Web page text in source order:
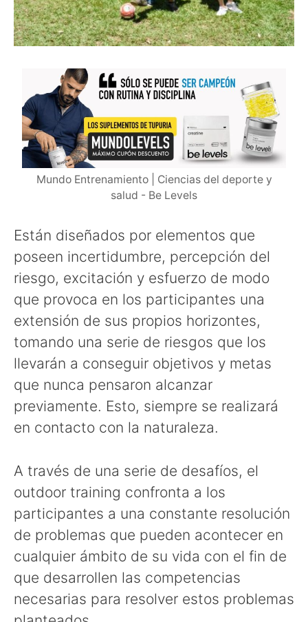
Mundo Entrenamiento | Ciencias del deporte y
salud - Be Levels
Están diseñados por elementos que
poseen incertidumbre, percepción del
riesgo, excitación y esfuerzo de modo
que provoca en los participantes una
extensión de sus propios horizontes,
tomando una serie de riesgos que los
llevarán a conseguir objetivos y metas
que nunca pensaron alcanzar
previamente. Esto, siempre se realizará
en contacto con la naturaleza.
A través de una serie de desafíos, el
outdoor training confronta a los
participantes a una constante resolución
de problemas que pueden acontecer en
cualquier ámbito de su vida con el fin de
que desarrollen las competencias
necesarias para resolver estos problemas